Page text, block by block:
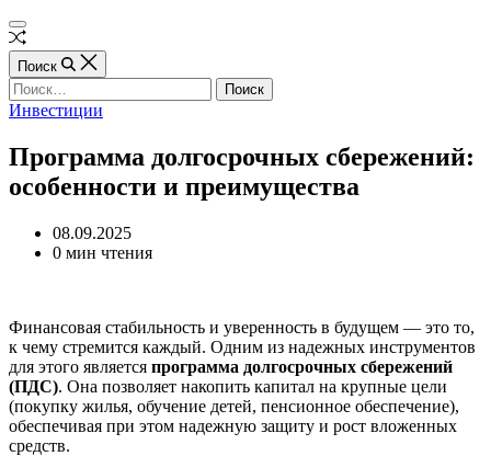
Перейти
к
содержимому
Финансы
и
инвестиции
Вне
холста
Финансы
и
инвестиции
Случайная
статья
Поиск
Найти:
Рубрики
Инвестиции
Программа долгосрочных сбережений:
особенности и преимущества
08.09.2025
Расчётное
0 мин чтения
Финансовая стабильность и уверенность в будущем — это то,
к чему стремится каждый. Одним из надежных инструментов
для этого является программа долгосрочных сбережений
(ПДС). Она позволяет накопить капитал на крупные цели
(покупку жилья, обучение детей, пенсионное обеспечение),
обеспечивая при этом надежную защиту и рост вложенных
средств.